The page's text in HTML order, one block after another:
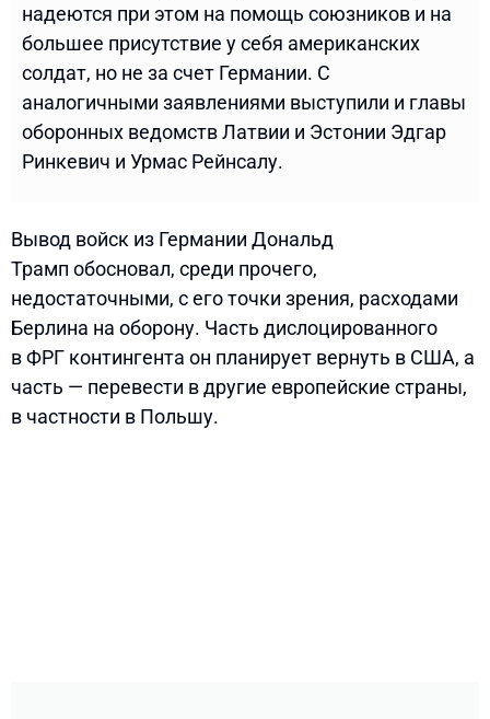
надеются при этом на помощь союзников и на
большее присутствие у себя американских
солдат, но не за счет Германии. С
аналогичными заявлениями выступили и главы
оборонных ведомств Латвии и Эстонии Эдгар
Ринкевич и Урмас Рейнсалу.
Вывод войск из Германии Дональд
Трамп обосновал, среди прочего,
недостаточными, с его точки зрения, расходами
Берлина на оборону. Часть дислоцированного
в ФРГ контингента он планирует вернуть в США, а
часть — перевести в другие европейские страны,
в частности в Польшу.